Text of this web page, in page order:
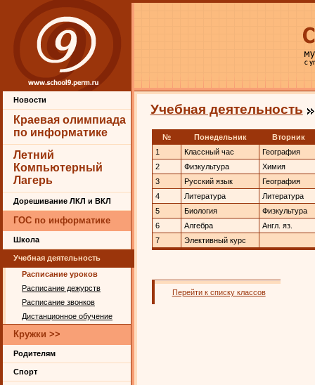
Новости
Краевая олимпиада
по информатике
Летний
Компьютерный
Лагерь
Дорешивание ЛКЛ и ВКЛ
ГОС по информатике
Школа
Учебная деятельность
Расписание уроков
Расписание дежурств
Расписание звонков
Дистанционное обучение
Кружки >>
Родителям
Спорт
Учебная деятельность
№ Понедельник
Вторник
1
Классный час
География
2
Физкультура
Химия
3
Русский язык
География
4
Литература
Литература
5
Биология
Физкультура
6
Алгебра
Англ. яз.
7
Элективный курс
Перейти к списку классов